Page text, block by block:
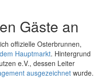
Gäste an
offizielle Osterbrunnen,
Hauptmarkt. Hintergrund
e.V., dessen Leiter
ausgezeichnet wurde.